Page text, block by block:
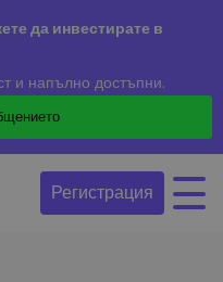
да инвестирате в
и напълно достъпни.
Регистрация